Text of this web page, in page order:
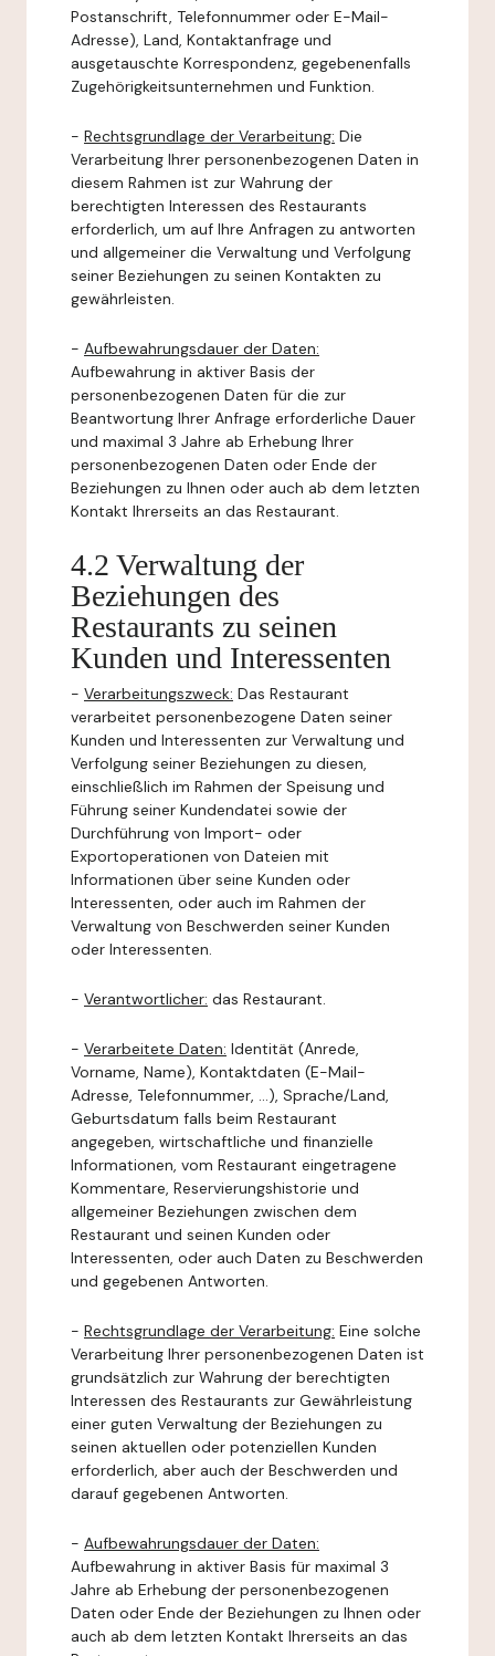
Postanschrift, Telefonnummer oder E-Mail-
Adresse), Land, Kontaktanfrage und
ausgetauschte Korrespondenz, gegebenenfalls
Zugehörigkeitsunternehmen und Funktion.
- Rechtsgrundlage der Verarbeitung: Die
Verarbeitung Ihrer personenbezogenen Daten in
diesem Rahmen ist zur Wahrung der
berechtigten Interessen des Restaurants
erforderlich, um auf Ihre Anfragen zu antworten
und allgemeiner die Verwaltung und Verfolgung
seiner Beziehungen zu seinen Kontakten zu
gewährleisten.
- Aufbewahrungsdauer der Daten:
Aufbewahrung in aktiver Basis der
personenbezogenen Daten für die zur
Beantwortung Ihrer Anfrage erforderliche Dauer
und maximal 3 Jahre ab Erhebung Ihrer
personenbezogenen Daten oder Ende der
Beziehungen zu Ihnen oder auch ab dem letzten
Kontakt Ihrerseits an das Restaurant.
4.2 Verwaltung der
Beziehungen des
Restaurants zu seinen
Kunden und Interessenten
- Verarbeitungszweck: Das Restaurant
verarbeitet personenbezogene Daten seiner
Kunden und Interessenten zur Verwaltung und
Verfolgung seiner Beziehungen zu diesen,
einschließlich im Rahmen der Speisung und
Führung seiner Kundendatei sowie der
Durchführung von Import- oder
Exportoperationen von Dateien mit
Informationen über seine Kunden oder
Interessenten, oder auch im Rahmen der
Verwaltung von Beschwerden seiner Kunden
oder Interessenten.
- Verantwortlicher: das Restaurant.
- Verarbeitete Daten: Identität (Anrede,
Vorname, Name), Kontaktdaten (E-Mail-
Adresse, Telefonnummer, ...), Sprache/Land,
Geburtsdatum falls beim Restaurant
angegeben, wirtschaftliche und finanzielle
Informationen, vom Restaurant eingetragene
Kommentare, Reservierungshistorie und
allgemeiner Beziehungen zwischen dem
Restaurant und seinen Kunden oder
Interessenten, oder auch Daten zu Beschwerden
und gegebenen Antworten.
- Rechtsgrundlage der Verarbeitung: Eine solche
Verarbeitung Ihrer personenbezogenen Daten ist
grundsätzlich zur Wahrung der berechtigten
Interessen des Restaurants zur Gewährleistung
einer guten Verwaltung der Beziehungen zu
seinen aktuellen oder potenziellen Kunden
erforderlich, aber auch der Beschwerden und
darauf gegebenen Antworten.
- Aufbewahrungsdauer der Daten:
Aufbewahrung in aktiver Basis für maximal 3
Jahre ab Erhebung der personenbezogenen
Daten oder Ende der Beziehungen zu Ihnen oder
auch ab dem letzten Kontakt Ihrerseits an das